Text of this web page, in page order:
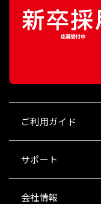
ご利用ガイド
サポート
会社情報